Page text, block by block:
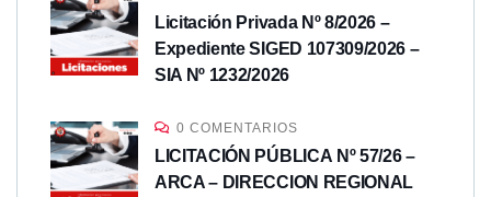
Licitación Privada Nº 8/2026 –
Expediente SIGED 107309/2026 –
SIA Nº 1232/2026
0 COMENTARIOS
LICITACIÓN PÚBLICA Nº 57/26 –
ARCA – DIRECCION REGIONAL